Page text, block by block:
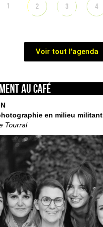
1 2 3 4
Voir tout l'agenda
au café
en milieu militant
Tourral